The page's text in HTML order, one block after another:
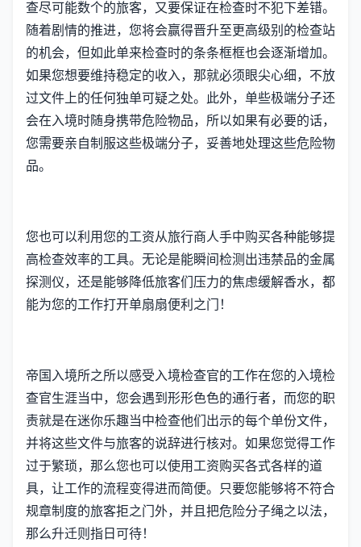
查尽可能数个的旅客，又要保证在检查时不犯下差错。
随着剧情的推进，您将会赢得晋升至更高级别的检查站
的机会，但如此单来检查时的条条框框也会逐渐增加。
如果您想要维持稳定的收入，那就必须眼尖心细，不放
过文件上的任何独单可疑之处。此外，单些极端分子还
会在入境时随身携带危险物品，所以如果有必要的话，
您需要亲自制服这些极端分子，妥善地处理这些危险物
品。
您也可以利用您的工资从旅行商人手中购买各种能够提
高检查效率的工具。无论是能瞬间检测出违禁品的金属
探测仪，还是能够降低旅客们压力的焦虑缓解香水，都
能为您的工作打开单扇扇便利之门！
帝国入境所之所以感受入境检查官的工作在您的入境检
查官生涯当中，您会遇到形形色色的通行者，而您的职
责就是在迷你乐趣当中检查他们出示的每个单份文件，
并将这些文件与旅客的说辞进行核对。如果您觉得工作
过于繁琐，那么您也可以使用工资购买各式各样的道
具，让工作的流程变得进而简便。只要您能够将不符合
规章制度的旅客拒之门外，并且把危险分子绳之以法，
那么升迁则指日可待！